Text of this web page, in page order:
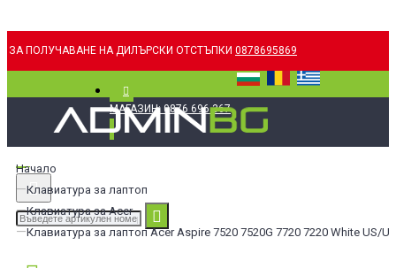
ЗА ПОЛУЧАВАНЕ НА ДИЛЪРСКИ ОТСТЪПКИ 0878695869
МАГАЗИН: 0876 696 367
Начало
Клавиатура за лаптоп
Клавиатура за Acer
Клавиатура за лаптоп Acer Aspire 7520 7520G 7720 7220 White US/UK